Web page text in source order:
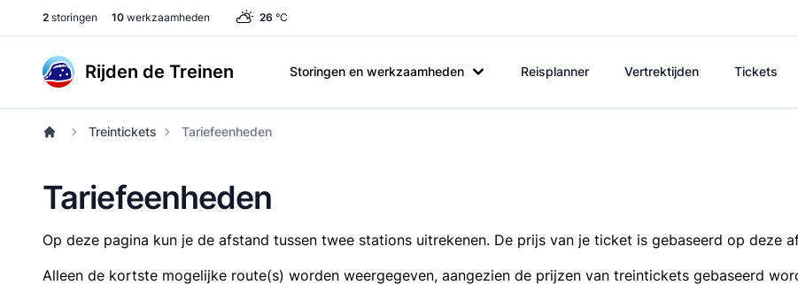
2 storingen 10 werkzaamheden 26 °C
Rijden de Treinen Storingen en werkzaamheden Reisplanner Vertrektijden Tickets
Treintickets Tariefeenheden
Tariefeenheden
Op deze pagina kun je de afstand tussen twee stations uitrekenen. De prijs van je ticket is gebaseerd op deze
Alleen de kortste mogelijke route(s) worden weergegeven, aangezien de prijzen van treintickets gebaseerd